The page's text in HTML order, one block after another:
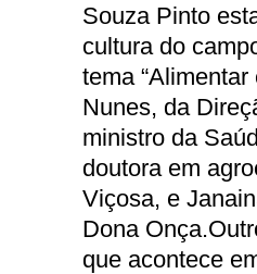
Souza Pinto
cultura do
tema
Nunes, da
ministro da
doutora em
Viçosa, e
Dona
que acontece